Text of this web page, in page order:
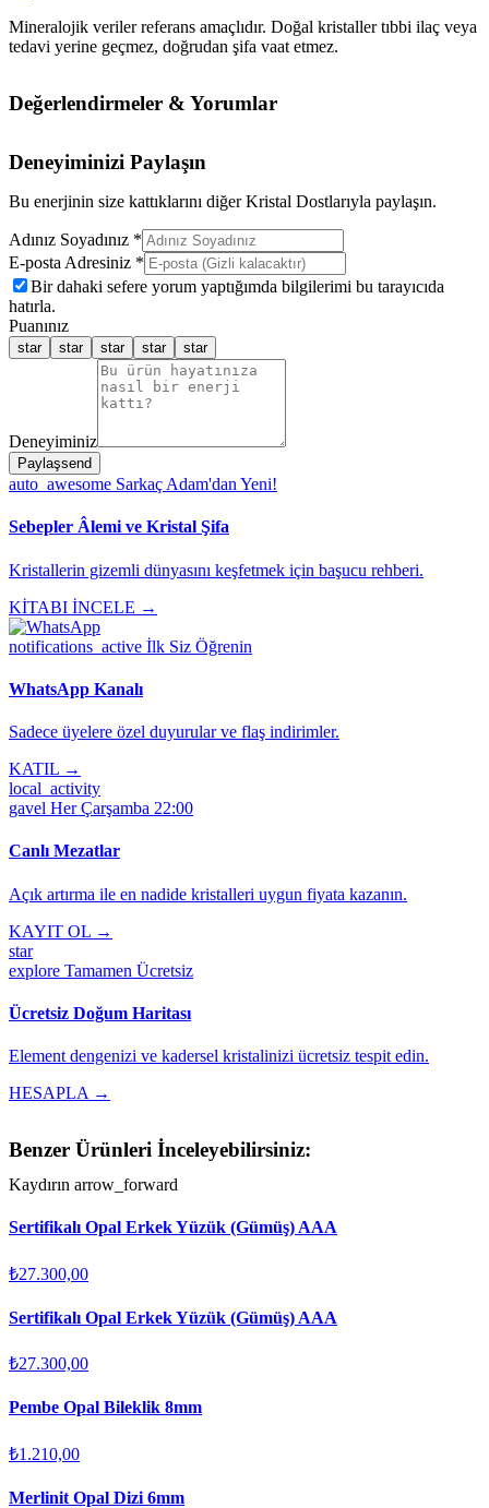
Mineralojik veriler referans amaçlıdır. Doğal kristaller tıbbi ilaç veya
tedavi yerine geçmez, doğrudan şifa vaat etmez.
Değerlendirmeler & Yorumlar
Deneyiminizi Paylaşın
Bu enerjinin size kattıklarını diğer Kristal Dostlarıyla paylaşın.
Adınız Soyadınız *
E-posta Adresiniz *
Bir dahaki sefere yorum yaptığımda bilgilerimi bu tarayıcıda
hatırla.
Puanınız
star star star star star
Deneyiminiz
Paylaşsend
auto_awesome Sarkaç Adam'dan Yeni!
Sebepler Âlemi ve Kristal Şifa
Kristallerin gizemli dünyasını keşfetmek için başucu rehberi.
KİTABI İNCELE →
notifications_active İlk Siz Öğrenin
WhatsApp Kanalı
Sadece üyelere özel duyurular ve flaş indirimler.
KATIL →
local_activity
gavel Her Çarşamba 22:00
Canlı Mezatlar
Açık artırma ile en nadide kristalleri uygun fiyata kazanın.
KAYIT OL →
star
explore Tamamen Ücretsiz
Ücretsiz Doğum Haritası
Element dengenizi ve kadersel kristalinizi ücretsiz tespit edin.
HESAPLA →
Benzer Ürünleri İnceleyebilirsiniz:
Kaydırın arrow_forward
Sertifikalı Opal Erkek Yüzük (Gümüş) AAA
₺27.300,00
Sertifikalı Opal Erkek Yüzük (Gümüş) AAA
₺27.300,00
Pembe Opal Bileklik 8mm
₺1.210,00
Merlinit Opal Dizi 6mm